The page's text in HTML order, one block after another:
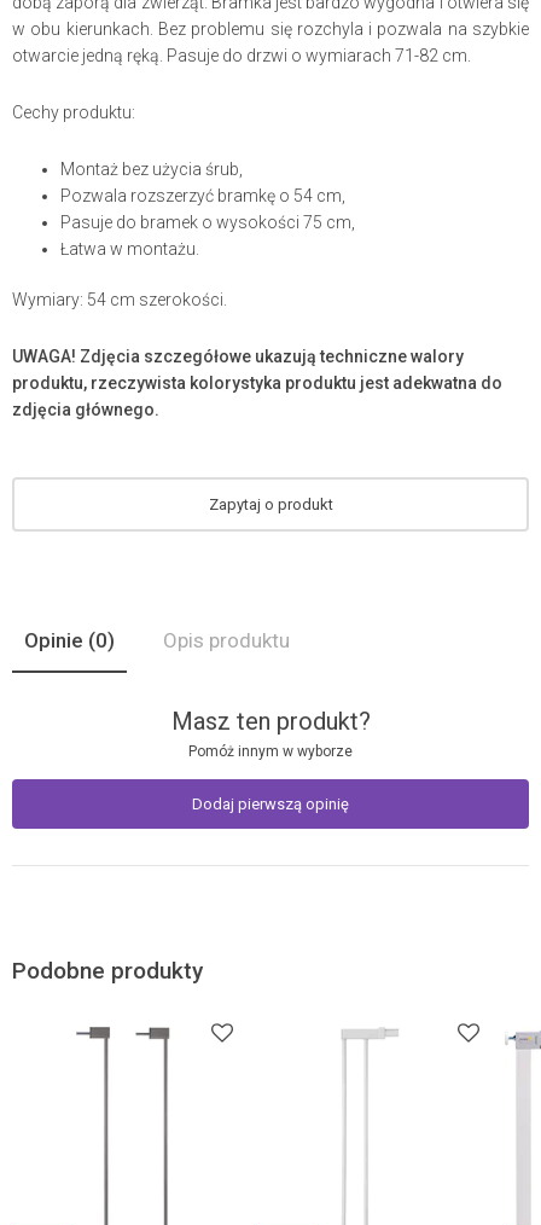
w obu kierunkach. Bez problemu się rozchyla i pozwala na szybkie
otwarcie jedną ręką. Pasuje do drzwi o wymiarach 71-82 cm.
Cechy produktu:
Montaż bez użycia śrub,
Pozwala rozszerzyć bramkę o 54 cm,
Pasuje do bramek o wysokości 75 cm,
Łatwa w montażu.
Wymiary: 54 cm szerokości.
UWAGA! Zdjęcia szczegółowe ukazują techniczne walory
produktu, rzeczywista kolorystyka produktu jest adekwatna do
zdjęcia głównego.
Zapytaj o produkt
Opinie (0) Opis produktu
Masz ten produkt?
Pomóż innym w wyborze
Dodaj pierwszą opinię
Podobne produkty